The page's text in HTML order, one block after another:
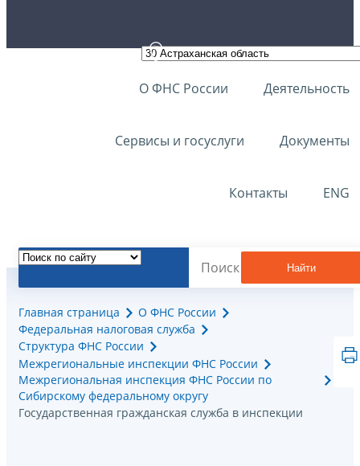
О ФНС России Деятельность
Сервисы и госуслуги Документы
Контакты ENG
Найти
Главная страница
О ФНС России
Федеральная налоговая служба
Структура ФНС России
Межрегиональные инспекции ФНС России
Межрегиональная инспекция ФНС России по
Сибирскому федеральному округу
Государственная гражданская служба в инспекции